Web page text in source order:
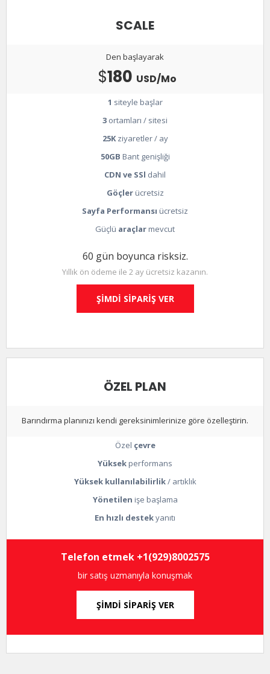
SCALE
Den başlayarak
$180 USD/Mo
1 siteyle başlar
3 ortamları / sitesi
25Kziyaretler / ay
50GB Bant genişliği
CDN ve SSl dahil
Göçler ücretsiz
Sayfa Performansı ücretsiz
Güçlü araçlar mevcut
60 gün boyunca risksiz.
Yıllık ön ödeme ile 2 ay ücretsiz kazanın.
ŞİMDİ SİPARİŞ VER
ÖZEL PLAN
Barındırma planınızı kendi gereksinimlerinize göre özelleştirin.
Özel çevre
Yüksek performans
Yüksek kullanılabilirlik/ artıklık
Yönetilen işe başlama
En hızlı destekyanıtı
Telefon etmek +1(929)8002575
bir satış uzmanıyla konuşmak
ŞİMDİ SİPARİŞ VER